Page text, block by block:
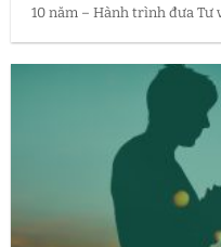
10 năm – Hành trình đưa Tư